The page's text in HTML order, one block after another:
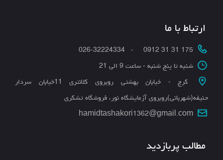
ارتباط با ما
175 31 31 0912 - 026-32224334
شنبه تا پنج شنبه - ساعت 9 الی 21
کرج - خیابان بهشتی روبروی کلانتری 11خیابان سردار
حنیفه(شهربانی)روبروی آزمایشگاه نور، فروشگاه تشکری
hamidtashakori1362@gmail.com
مطالب پربازدید